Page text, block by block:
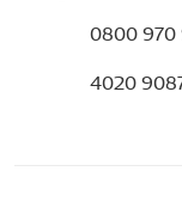
0800 970
4020